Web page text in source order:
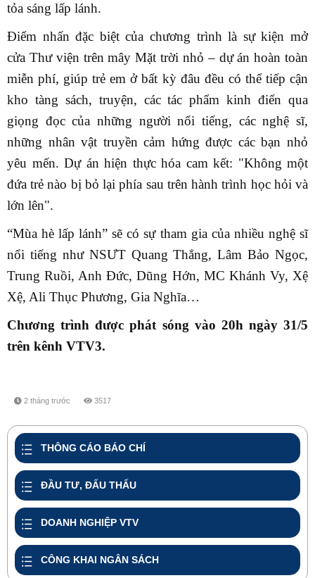
tỏa sáng lấp lánh.
Điểm nhấn đặc biệt của chương trình là sự kiện mở
cửa Thư viện trên mây Mặt trời nhỏ – dự án hoàn toàn
miễn phí, giúp trẻ em ở bất kỳ đâu đều có thể tiếp cận
kho tàng sách, truyện, các tác phẩm kinh điển qua
giọng đọc của những người nổi tiếng, các nghệ sĩ,
những nhân vật truyền cảm hứng được các bạn nhỏ
yêu mến. Dự án hiện thực hóa cam kết: "Không một
đứa trẻ nào bị bỏ lại phía sau trên hành trình học hỏi và
lớn lên".
“Mùa hè lấp lánh” sẽ có sự tham gia của nhiều nghệ sĩ
nổi tiếng như NSƯT Quang Thắng, Lâm Bảo Ngọc,
Trung Ruồi, Anh Đức, Dũng Hớn, MC Khánh Vy, Xệ
Xệ, Ali Thục Phương, Gia Nghĩa…
Chương trình được phát sóng vào 20h ngày 31/5
trên kênh VTV3.
2 tháng trước 3517
THÔNG CÁO BÁO CHÍ
ĐẦU TƯ, ĐẤU THẤU
DOANH NGHIỆP VTV
CÔNG KHAI NGÂN SÁCH